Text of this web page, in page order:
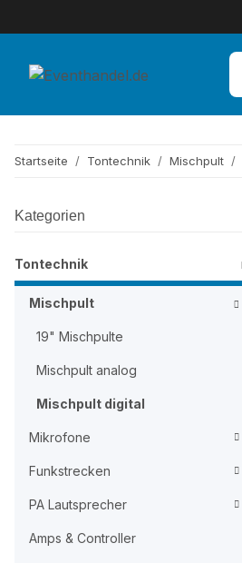
Startseite Tontechnik Mischpult
Kategorien
Tontechnik
Mischpult
19" Mischpulte
Mischpult analog
Mischpult digital
Mikrofone
Funkstrecken
PA Lautsprecher
Amps & Controller